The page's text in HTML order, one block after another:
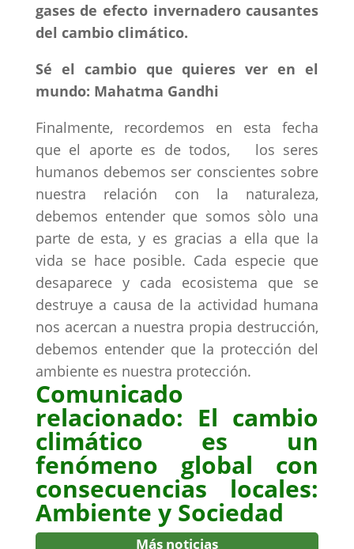
gases de efecto invernadero causantes
del cambio climático.
Sé el cambio que quieres ver en el
mundo: Mahatma Gandhi
Finalmente, recordemos en esta fecha
que el aporte es de todos, los seres
humanos debemos ser conscientes sobre
nuestra relación con la naturaleza,
debemos entender que somos sòlo una
parte de esta, y es gracias a ella que la
vida se hace posible. Cada especie que
desaparece y cada ecosistema que se
destruye a causa de la actividad humana
nos acercan a nuestra propia destrucción,
debemos entender que la protección del
ambiente es nuestra protección.
Comunicado
relacionado: El cambio
climático es un
fenómeno global con
consecuencias locales:
Ambiente y Sociedad
Más noticias